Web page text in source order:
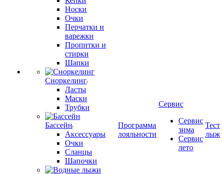
Носки
Очки
Перчатки и
варежки
Пропитки и
стирки
Шапки
Сноркелинг
Ласты
Маски
Трубки
Бассейн
Аксессуары
Очки
Сланцы
Шапочки
Программа
лояльности
Сервис
Сервис
зима
Сервис
лето
Тест
лыж